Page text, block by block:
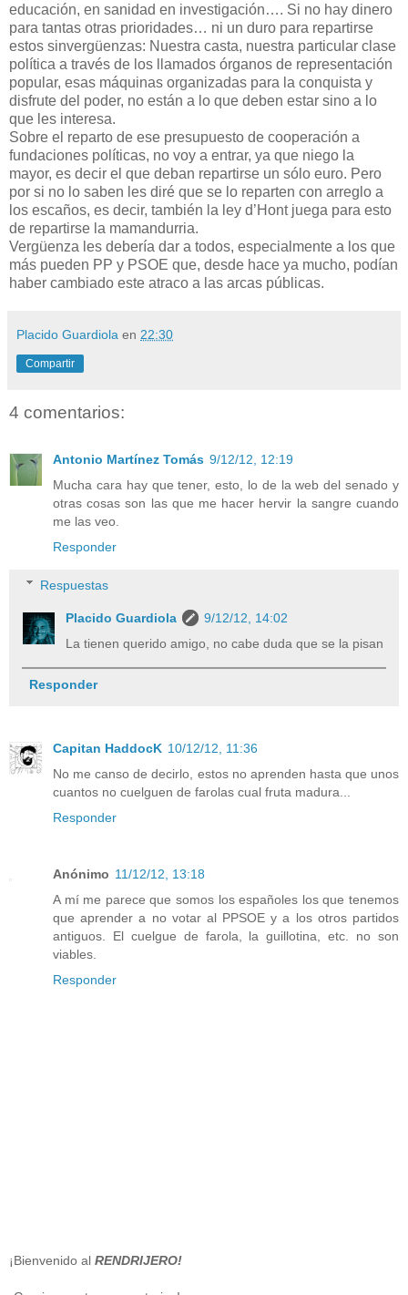
educación, en sanidad en investigación…. Si no hay dinero
para tantas otras prioridades… ni un duro para repartirse
estos sinvergüenzas: Nuestra casta, nuestra particular clase
política a través de los llamados órganos de representación
popular, esas máquinas organizadas para la conquista y
disfrute del poder, no están a lo que deben estar sino a lo
que les interesa.
Sobre el reparto de ese presupuesto de cooperación a
fundaciones políticas, no voy a entrar, ya que niego la
mayor, es decir el que deban repartirse un sólo euro. Pero
por si no lo saben les diré que se lo reparten con arreglo a
los escaños, es decir, también la ley d’Hont juega para esto
de repartirse la mamandurria.
Vergüenza les debería dar a todos, especialmente a los que
más pueden PP y PSOE que, desde hace ya mucho, podían
haber cambiado este atraco a las arcas públicas.
Placido Guardiola en 22:30
Compartir
4 comentarios:
Antonio Martínez Tomás 9/12/12, 12:19
Mucha cara hay que tener, esto, lo de la web del senado y
otras cosas son las que me hacer hervir la sangre cuando
me las veo.
Responder
Respuestas
Placido Guardiola
9/12/12, 14:02
La tienen querido amigo, no cabe duda que se la pisan
Responder
Capitan HaddocK 10/12/12, 11:36
No me canso de decirlo, estos no aprenden hasta que unos
cuantos no cuelguen de farolas cual fruta madura...
Responder
Anónimo 11/12/12, 13:18
A mí me parece que somos los españoles los que tenemos
que aprender a no votar al PPSOE y a los otros partidos
antiguos. El cuelgue de farola, la guillotina, etc. no son
viables.
Responder
¡Bienvenido al RENDRIJERO!